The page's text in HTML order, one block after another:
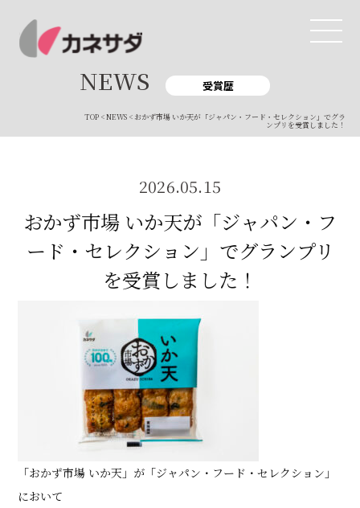
TOP
美味しい安心
商品・開発
品質管理
直営店
かね貞の歴史
会社情報
採用情報
リニューアル中
NEWS 受賞歴
TOP<NEWS< おかず市場 いか天が「ジャパン・フード・セレクション」でグラ
ンプリを受賞しました！
2026.05.15
おかず市場 いか天が「ジャパン・フ
ード・セレクション」でグランプリ
を受賞しました！
「おかず市場 いか天」が「ジャパン・フード・セレクション」
において